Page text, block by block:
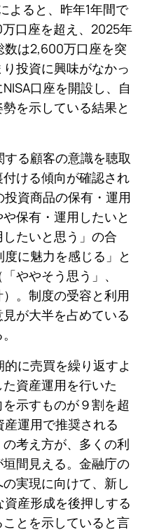
よると、昨年1年間で
口座を超え、2025年
数は2,600万口座を突
投資に興味がなかっ
口座を開設し、自
を示している結果と
る顧客の意識を聴取
ける傾向が確認され
資商品の保有・運用
保有・運用したいと
たいと思う」の合
に魅力を感じる」と
ややそう思う」、
）。制度の受容と利用
が大半を占めている
に売買を繰り返すよ
資産運用を行いた
示すものが９割を超
産運用で推奨される
の考え方が、多くの利
間見える。金融庁の
実現に向けて、新し
産形成を後押しする
とを示していると言